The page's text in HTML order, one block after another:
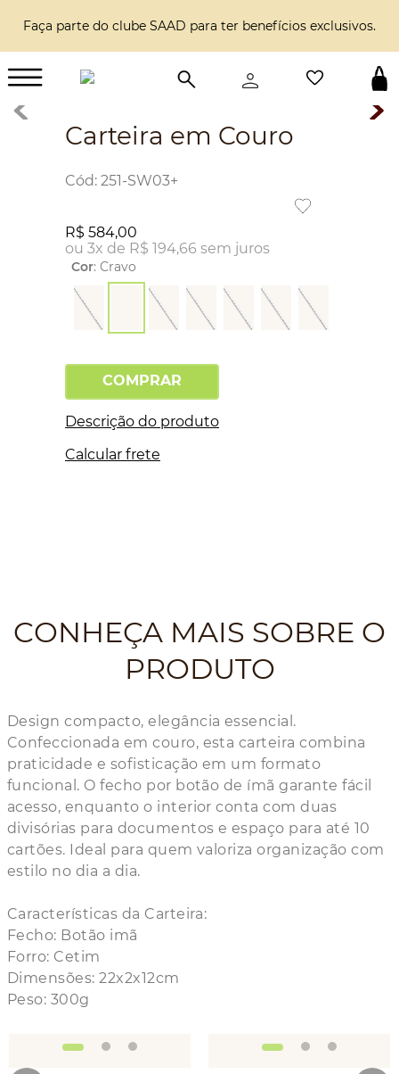
Faça parte do clube SAAD para ter benefícios exclusivos.
Carteira em Couro
: 251-SW03+
R$ 584,00
ou 3x de R$ 194,66 sem juros
Cor: Cravo
COMPRAR
Descrição do produto
Calcular frete
CONHEÇA MAIS SOBRE O
PRODUTO
Design compacto, elegância essencial.
Confeccionada em couro, esta carteira combina
praticidade e sofisticação em um formato
funcional. O fecho por botão de ímã garante fácil
acesso, enquanto o interior conta com duas
divisórias para documentos e espaço para até 10
cartões. Ideal para quem valoriza organização com
estilo no dia a dia.
Características da Carteira:
Fecho: Botão imã
Forro: Cetim
Dimensões: 22x2x12cm
Peso: 300g